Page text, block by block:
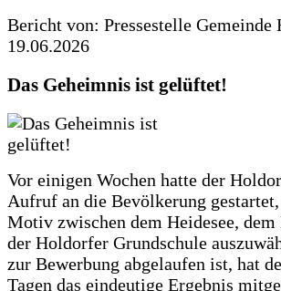
Bericht von: Pressestelle Gemeinde
19.06.2026
Das Geheimnis ist gelüftet!
Vor einigen Wochen hatte der
Aufruf an die Bevölkerung
Motiv zwischen dem Heidesee,
der Holdorfer Grundschule
zur Bewerbung abgelaufen ist, hat
Tagen das eindeutige Ergebnis